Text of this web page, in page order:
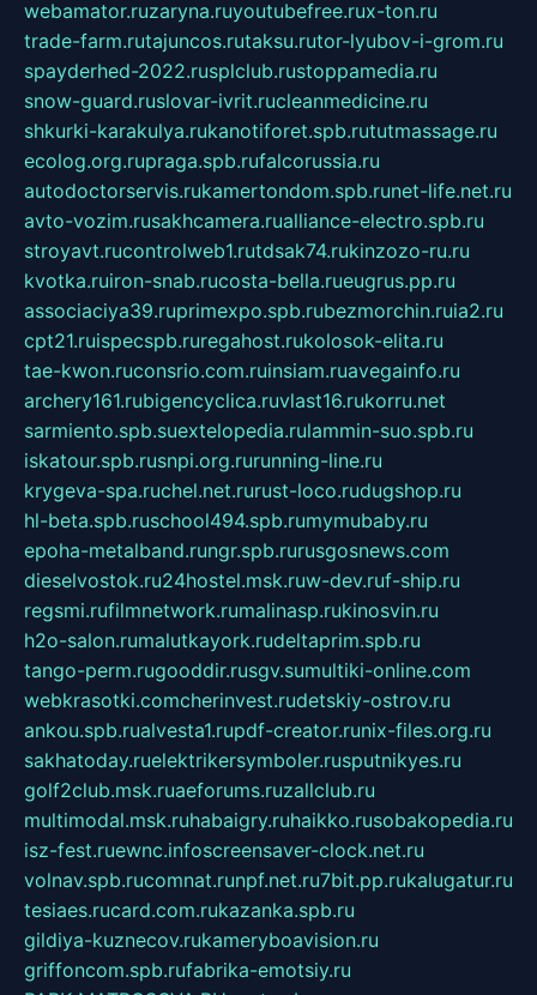
webamator.ruzaryna.ruyoutubefree.rux-ton.ru
trade-farm.rutajuncos.rutaksu.rutor-lyubov-i-grom.ru
spayderhed-2022.rusplclub.rustoppamedia.ru
snow-guard.ruslovar-ivrit.rucleanmedicine.ru
shkurki-karakulya.rukanotiforet.spb.rututmassage.ru
ecolog.org.rupraga.spb.rufalcorussia.ru
autodoctorservis.rukamertondom.spb.runet-life.net.ru
avto-vozim.rusakhcamera.rualliance-electro.spb.ru
stroyavt.rucontrolweb1.rutdsak74.rukinzozo-ru.ru
kvotka.ruiron-snab.rucosta-bella.rueugrus.pp.ru
associaciya39.ruprimexpo.spb.rubezmorchin.ruia2.ru
cpt21.ruispecspb.ruregahost.rukolosok-elita.ru
tae-kwon.ruconsrio.com.ruinsiam.ruavegainfo.ru
archery161.rubigencyclica.ruvlast16.rukorru.net
sarmiento.spb.suextelopedia.rulammin-suo.spb.ru
iskatour.spb.rusnpi.org.rurunning-line.ru
krygeva-spa.ruchel.net.rurust-loco.rudugshop.ru
hl-beta.spb.ruschool494.spb.rumymubaby.ru
epoha-metalband.rungr.spb.rurusgosnews.com
dieselvostok.ru24hostel.msk.ruw-dev.ruf-ship.ru
regsmi.rufilmnetwork.rumalinasp.rukinosvin.ru
h2o-salon.rumalutkayork.rudeltaprim.spb.ru
tango-perm.rugooddir.rusgv.sumultiki-online.com
webkrasotki.comcherinvest.rudetskiy-ostrov.ru
ankou.spb.rualvesta1.rupdf-creator.runix-files.org.ru
sakhatoday.ruelektrikersymboler.rusputnikyes.ru
golf2club.msk.ruaeforums.ruzallclub.ru
multimodal.msk.ruhabaigry.ruhaikko.rusobakopedia.ru
isz-fest.ruewnc.infoscreensaver-clock.net.ru
volnav.spb.rucomnat.runpf.net.ru7bit.pp.rukalugatur.ru
tesiaes.rucard.com.rukazanka.spb.ru
gildiya-kuznecov.rukameryboavision.ru
griffoncom.spb.rufabrika-emotsiy.ru